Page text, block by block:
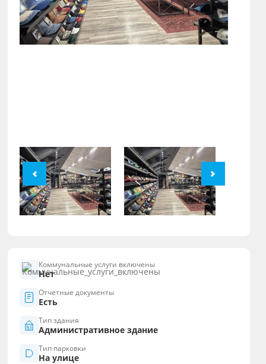
Коммунальные услуги включены
Нет
Отчетные документы
Есть
Тип здания
Административное здание
Тип парковки
На улице